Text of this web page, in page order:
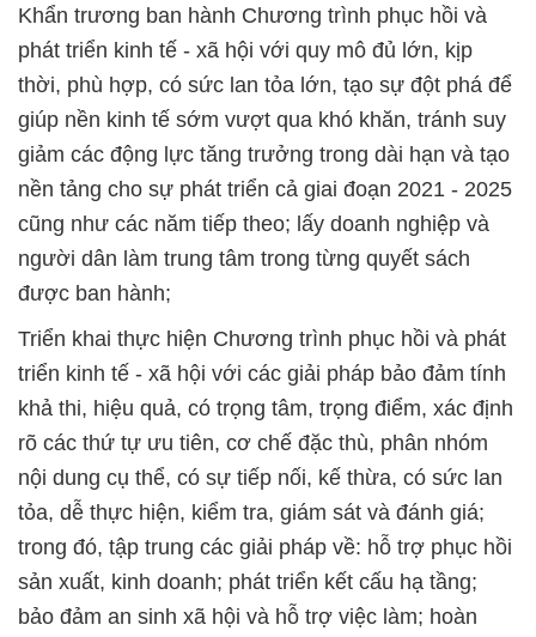
Khẩn trương ban hành Chương trình phục hồi và
phát triển kinh tế - xã hội với quy mô đủ lớn, kịp
thời, phù hợp, có sức lan tỏa lớn, tạo sự đột phá để
giúp nền kinh tế sớm vượt qua khó khăn, tránh suy
giảm các động lực tăng trưởng trong dài hạn và tạo
nền tảng cho sự phát triển cả giai đoạn 2021 - 2025
cũng như các năm tiếp theo; lấy doanh nghiệp và
người dân làm trung tâm trong từng quyết sách
được ban hành;
Triển khai thực hiện Chương trình phục hồi và phát
triển kinh tế - xã hội với các giải pháp bảo đảm tính
khả thi, hiệu quả, có trọng tâm, trọng điểm, xác định
rõ các thứ tự ưu tiên, cơ chế đặc thù, phân nhóm
nội dung cụ thể, có sự tiếp nối, kế thừa, có sức lan
tỏa, dễ thực hiện, kiểm tra, giám sát và đánh giá;
trong đó, tập trung các giải pháp về: hỗ trợ phục hồi
sản xuất, kinh doanh; phát triển kết cấu hạ tầng;
bảo đảm an sinh xã hội và hỗ trợ việc làm; hoàn